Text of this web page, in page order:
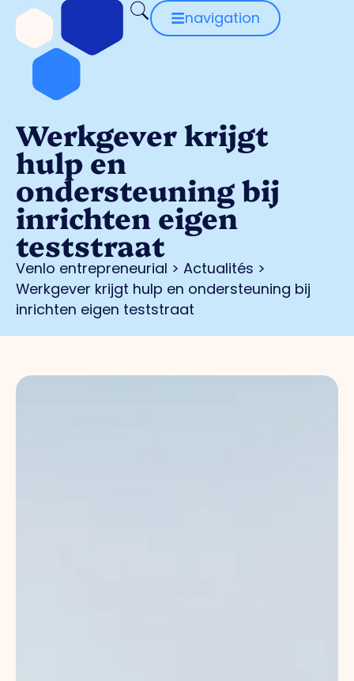
navigation
Werkgever krijgt
hulp en
ondersteuning bij
inrichten eigen
teststraat
Venlo entrepreneurial > Actualités >
Werkgever krijgt hulp en ondersteuning bij
inrichten eigen teststraat